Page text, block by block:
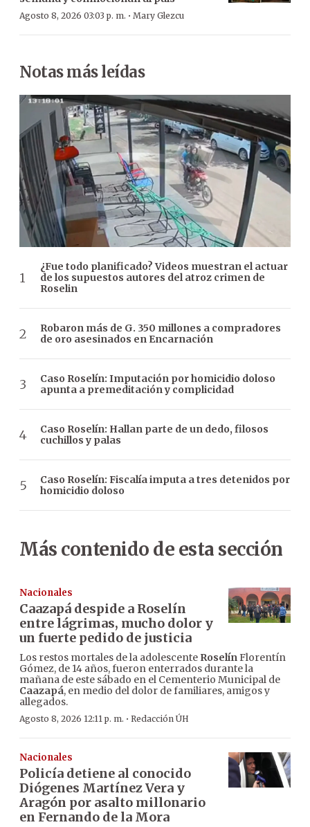
Agosto 8, 2026 03:03 p. m. · Mary Glezcu
Notas más leídas
¿Fue todo planificado? Videos muestran el actuar
de los supuestos autores del atroz crimen de
Roselin
Robaron más de G. 350 millones a compradores
de oro asesinados en Encarnación
Caso Roselín: Imputación por homicidio doloso
apunta a premeditación y complicidad
Caso Roselín: Hallan parte de un dedo, filosos
cuchillos y palas
Caso Roselín: Fiscalía imputa a tres detenidos por
homicidio doloso
Más contenido de esta sección
Nacionales
Caazapá despide a Roselín
entre lágrimas, mucho dolor y
un fuerte pedido de justicia
Los restos mortales de la adolescente RoselínFlorentín
Gómez, de 14 años, fueron enterrados durante la
mañana de este sábado en el Cementerio Municipal de
Caazapá, en medio del dolor de familiares, amigos y
allegados.
Agosto 8, 2026 12:11 p. m. · Redacción ÚH
Nacionales
Policía detiene al conocido
Diógenes Martínez Vera y
Aragón por asalto millonario
en Fernando de la Mora